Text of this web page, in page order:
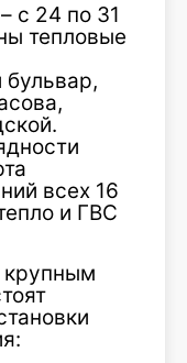
с 24 по 31
тепловые
всех 16
и ГВС
крупным